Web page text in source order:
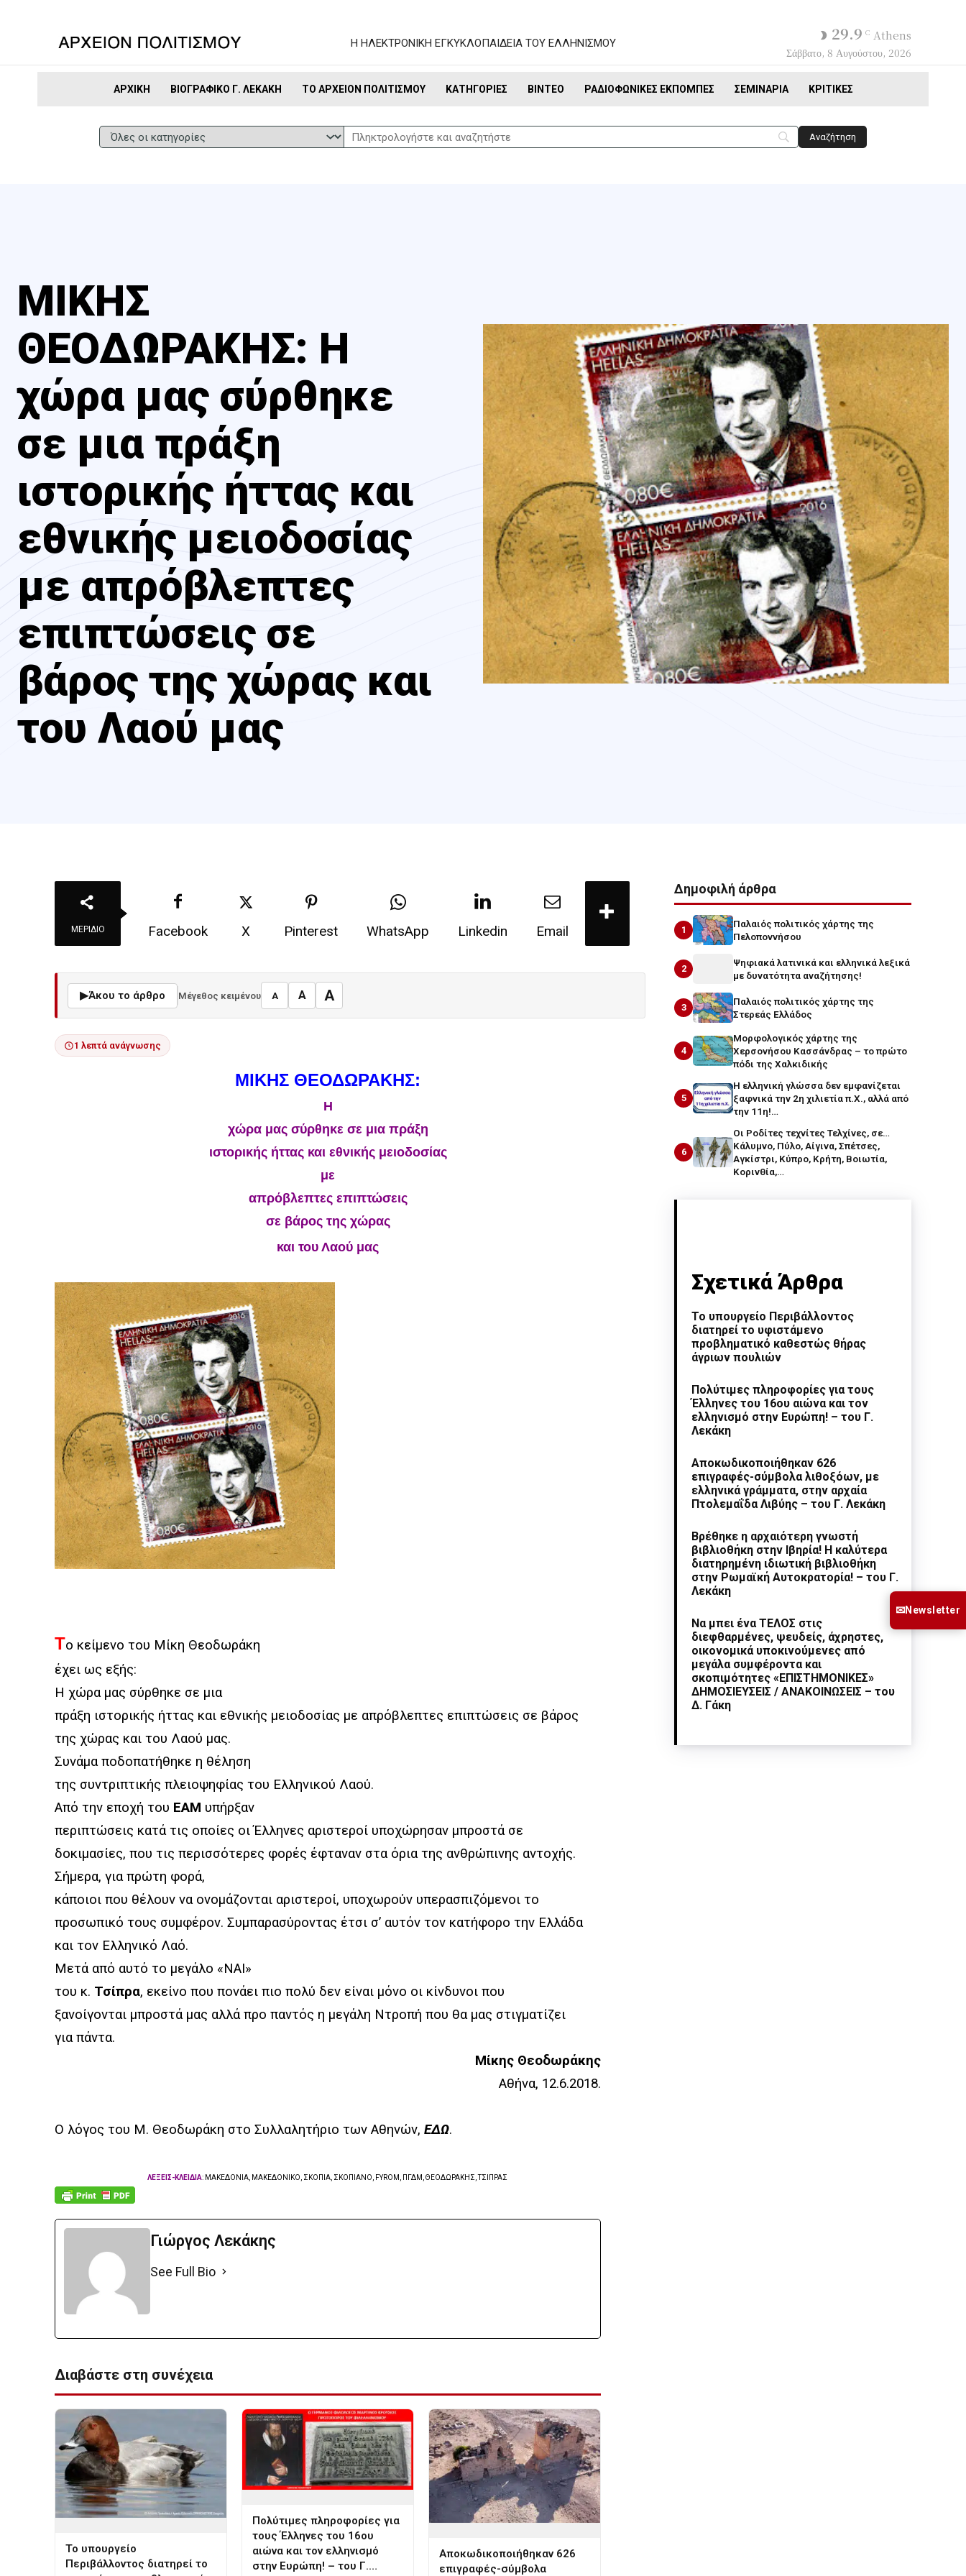
Η ΗΛΕΚΤΡΟΝΙΚΗ ΕΓΚΥΚΛΟΠΑΙΔΕΙΑ ΤΟΥ ΕΛΛΗΝΙΣΜΟΥ 29.9 C Athens
Σάββατο, 8 Αυγούστου, 2026
ΑΡΧΙΚΉ ΒΙΟΓΡΑΦΙΚΌ Γ. ΛΕΚΆΚΗ ΤΟ ΑΡΧΕΊΟΝ ΠΟΛΙΤΙΣΜΟΎ ΚΑΤΗΓΟΡΊΕΣ ΒΊΝΤΕΟ ΡΑΔΙΟΦΩΝΙΚΈΣ ΕΚΠΟΜΠΈΣ ΣΕΜΙΝΆΡΙΑ ΚΡΙΤΙΚΈΣ
ΜΙΚΗΣ
ΘΕΟΔΩΡΑΚΗΣ: Η
χώρα μας σύρθηκε
σε μια πράξη
ιστορικής ήττας και
εθνικής μειοδοσίας
με απρόβλεπτες
επιπτώσεις σε
βάρος της χώρας και
του Λαού μας
ΜΕΡΊΔΙΟ Facebook X Pinterest WhatsApp Linkedin Email
▶Άκου το άρθρο Μέγεθος κειμένου A A A
1 λεπτά ανάγνωσης
ΜΙΚΗΣ ΘΕΟΔΩΡΑΚΗΣ:
Η
χώρα μας σύρθηκε σε μια πράξη
ιστορικής ήττας και εθνικής μειοδοσίας
με
απρόβλεπτες επιπτώσεις
σε βάρος της χώρας
και του Λαού μας
Το κείμενο του Μίκη Θεοδωράκη
έχει ως εξής:
Η χώρα μας σύρθηκε σε μια
πράξη ιστορικής ήττας και εθνικής μειοδοσίας με απρόβλεπτες επιπτώσεις σε βάρος
της χώρας και του Λαού μας.
Συνάμα ποδοπατήθηκε η θέληση
της συντριπτικής πλειοψηφίας του Ελληνικού Λαού.
Από την εποχή του ΕΑΜ υπήρξαν
περιπτώσεις κατά τις οποίες οι Έλληνες αριστεροί υποχώρησαν μπροστά σε
δοκιμασίες, που τις περισσότερες φορές έφταναν στα όρια της ανθρώπινης αντοχής.
Σήμερα, για πρώτη φορά,
κάποιοι που θέλουν να ονομάζονται αριστεροί, υποχωρούν υπερασπιζόμενοι το
προσωπικό τους συμφέρον. Συμπαρασύροντας έτσι σ’ αυτόν τον κατήφορο την Ελλάδα
και τον Ελληνικό Λαό.
Μετά από αυτό το μεγάλο «ΝΑΙ»
του κ. Τσίπρα, εκείνο που πονάει πιο πολύ δεν είναι μόνο οι κίνδυνοι που
ξανοίγονται μπροστά μας αλλά προ παντός η μεγάλη Ντροπή που θα μας στιγματίζει
για πάντα.
Μίκης Θεοδωράκης
Αθήνα, 12.6.2018.
Ο λόγος του Μ. Θεοδωράκη στο Συλλαλητήριο των Αθηνών, ΕΔΩ.
ΛΕΞΕΙΣ-ΚΛΕΙΔΙΑ: ΜΑΚΕΔΟΝΙΑ, ΜΑΚΕΔΟΝΙΚΟ, ΣΚΟΠΙΑ, ΣΚΟΠΙΑΝΟ, FYROM, ΠΓΔΜ, ΘΕΟΔΩΡΑΚΗΣ, ΤΣΙΠΡΑΣ
Γιώργος Λεκάκης
See Full Bio
Διαβάστε στη συνέχεια
Το υπουργείο
Περιβάλλοντος διατηρεί το
Πολύτιμες πληροφορίες για
τους Έλληνες του 16ου
αιώνα και τον ελληνισμό
στην Ευρώπη! – του Γ.…
Αποκωδικοποιήθηκαν 626
επιγραφές-σύμβολα
Δημοφιλή άρθρα
1
Παλαιός πολιτικός χάρτης της
Πελοποννήσου
2
Ψηφιακά λατινικά και ελληνικά λεξικά
με δυνατότητα αναζήτησης!
3
Παλαιός πολιτικός χάρτης της
Στερεάς Ελλάδος
4
Μορφολογικός χάρτης της
Χερσονήσου Κασσάνδρας – το πρώτο
πόδι της Χαλκιδικής
5
Η ελληνική γλώσσα δεν εμφανίζεται
ξαφνικά την 2η χιλιετία π.Χ., αλλά από
την 11η!…
6
Οι Ροδίτες τεχνίτες Τελχίνες, σε…
Κάλυμνο, Πύλο, Αίγινα, Σπέτσες,
Αγκίστρι, Κύπρο, Κρήτη, Βοιωτία,
Κορινθία,…
Σχετικά Άρθρα
Το υπουργείο Περιβάλλοντος
διατηρεί το υφιστάμενο
προβληματικό καθεστώς θήρας
άγριων πουλιών
Πολύτιμες πληροφορίες για τους
Έλληνες του 16ου αιώνα και τον
ελληνισμό στην Ευρώπη! – του Γ.
Λεκάκη
Αποκωδικοποιήθηκαν 626
επιγραφές-σύμβολα λιθοξόων, με
ελληνικά γράμματα, στην αρχαία
Πτολεμαΐδα Λιβύης – του Γ. Λεκάκη
Βρέθηκε η αρχαιότερη γνωστή
βιβλιοθήκη στην Ιβηρία! Η καλύτερα
διατηρημένη ιδιωτική βιβλιοθήκη
στην Ρωμαϊκή Αυτοκρατορία! – του Γ.
Λεκάκη
Να μπει ένα ΤΕΛΟΣ στις
διεφθαρμένες, ψευδείς, άχρηστες,
οικονομικά υποκινούμενες από
μεγάλα συμφέροντα και
σκοπιμότητες «ΕΠΙΣΤΗΜΟΝΙΚΕΣ»
ΔΗΜΟΣΙΕΥΣΕΙΣ / ΑΝΑΚΟΙΝΩΣΕΙΣ – του
Δ. Γάκη
✉Newsletter